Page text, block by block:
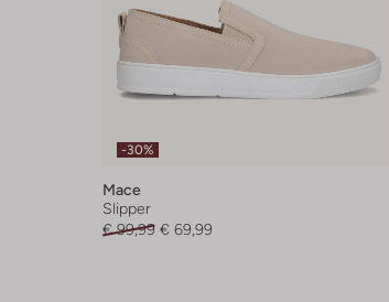
-30%
Mace
Slipper
€ 99,99 € 69,99